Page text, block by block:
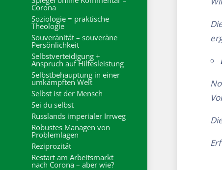
Corona
Soziologie = praktische
Theologie
Souveränität – souveräne
Persönlichkeit
Selbstverteidigung +
Anspruch auf Hilfesleistung
Selbstbehauptung in einer
umkämpften Welt
Selbst ist der Mensch
Sei du selbst
Russlands imperialer Irrweg
Robustes Managen von
Problemlagen
Reziprozität
Restart am Arbeitsmarkt
nach Corona – aber wie?